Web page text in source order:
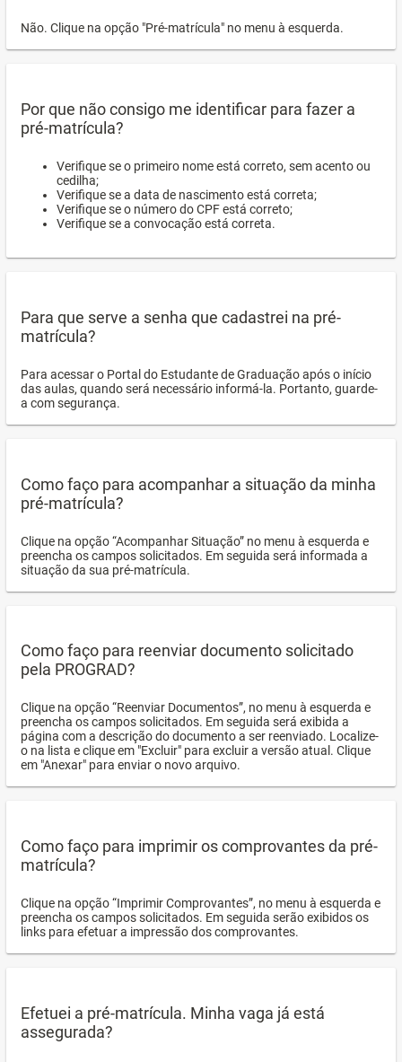
Não. Clique na opção "Pré-matrícula" no menu à esquerda.
Por que não consigo me identificar para fazer a
pré-matrícula?
Verifique se o primeiro nome está correto, sem acento ou
cedilha;
Verifique se a data de nascimento está correta;
Verifique se o número do CPF está correto;
Verifique se a convocação está correta.
Para que serve a senha que cadastrei na pré-
matrícula?
Para acessar o Portal do Estudante de Graduação após o início
das aulas, quando será necessário informá-la. Portanto, guarde-
a com segurança.
Como faço para acompanhar a situação da minha
pré-matrícula?
Clique na opção “Acompanhar Situação” no menu à esquerda e
preencha os campos solicitados. Em seguida será informada a
situação da sua pré-matrícula.
Como faço para reenviar documento solicitado
pela PROGRAD?
Clique na opção “Reenviar Documentos”, no menu à esquerda e
preencha os campos solicitados. Em seguida será exibida a
página com a descrição do documento a ser reenviado. Localize-
o na lista e clique em "Excluir" para excluir a versão atual. Clique
em "Anexar" para enviar o novo arquivo.
Como faço para imprimir os comprovantes da pré-
matrícula?
Clique na opção “Imprimir Comprovantes”, no menu à esquerda e
preencha os campos solicitados. Em seguida serão exibidos os
links para efetuar a impressão dos comprovantes.
Efetuei a pré-matrícula. Minha vaga já está
assegurada?